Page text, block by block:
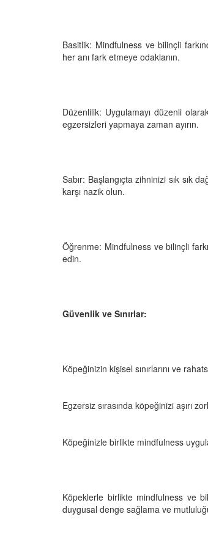
Basitlik: Mindfulness ve bilinçli
her anı fark etmeye odaklanın.
Düzenlilik: Uygulamayı düzenli
egzersizleri yapmaya zaman ayırın.
Sabır: Başlangıçta zihninizi sık sık
karşı nazik olun.
Öğrenme: Mindfulness ve bilinçli
edin.
Güvenlik ve Sınırlar:
Köpeğinizin kişisel sınırlarını ve
Egzersiz sırasında köpeğinizi aşırı
Köpeğinizle birlikte mindfulness
Köpeklerle birlikte mindfulness ve
duygusal denge sağlama ve